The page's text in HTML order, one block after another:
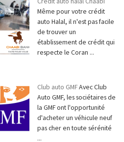
Même pour votre crédit
auto Halal, il n'est pas facile
de trouver un
établissement de crédit qui
respecte le Coran ...
Club auto GMFAvec Club
Auto GMF, les sociétaires de
la GMF ont l'opportunité
d'acheter un véhicule neuf
pas cher en toute sérénité
...